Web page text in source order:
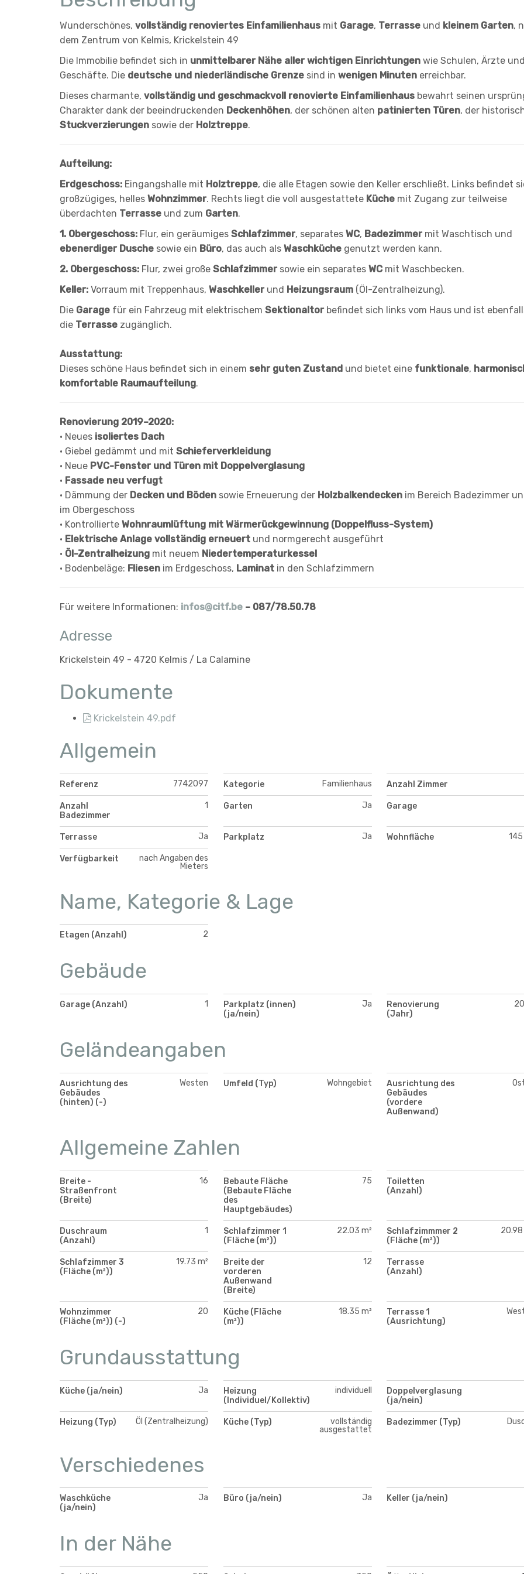
Wunderschönes, vollständig renoviertes Einfamilienhaus mit Garage, Terrasse und kleinem Garten,
dem Zentrum von Kelmis, Krickelstein 49
Die Immobilie befindet sich in unmittelbarer Nähe aller wichtigen Einrichtungen wie Schulen, Ärzte
Geschäfte. Die deutsche und niederländische Grenze sind in wenigen Minuten erreichbar.
Dieses charmante, vollständig und geschmackvoll renovierte Einfamilienhaus bewahrt seinen
Charakter dank der beeindruckenden Deckenhöhen, der schönen alten patinierten Türen, der
Stuckverzierungen sowie der Holztreppe.
Aufteilung:
Erdgeschoss: Eingangshalle mit Holztreppe, die alle Etagen sowie den Keller erschließt. Links befindet
großzügiges, helles Wohnzimmer. Rechts liegt die voll ausgestattete Küche mit Zugang zur teilweise
überdachten Terrasse und zum Garten.
1. Obergeschoss: Flur, ein geräumiges Schlafzimmer, separates WC, Badezimmermit Waschtisch und
ebenerdiger Dusche sowie ein Büro, das auch als Waschküche genutzt werden kann.
2. Obergeschoss: Flur, zwei große Schlafzimmersowie ein separates WC mit Waschbecken.
Keller: Vorraum mit Treppenhaus, Waschkellerund Heizungsraum (Öl-Zentralheizung).
Die Garage für ein Fahrzeug mit elektrischem Sektionaltorbefindet sich links vom Haus und ist
die Terrasse zugänglich.
Ausstattung:
Dieses schöne Haus befindet sich in einem sehr guten Zustand und bietet eine funktionale,
komfortable Raumaufteilung.
Renovierung 2019–2020:
• Neues isoliertes Dach
• Giebel gedämmt und mit Schieferverkleidung
• Neue PVC-Fenster und Türen mit Doppelverglasung
• Fassade neu verfugt
• Dämmung der Decken und Böden sowie Erneuerung der Holzbalkendecken im Bereich Badezimmer
im Obergeschoss
• Kontrollierte Wohnraumlüftung mit Wärmerückgewinnung (Doppelfluss-System)
• Elektrische Anlage vollständig erneuert und normgerecht ausgeführt
• Öl-Zentralheizung mit neuem Niedertemperaturkessel
• Bodenbeläge: Fliesen im Erdgeschoss, Laminat in den Schlafzimmern
Für weitere Informationen: infos@citf.be – 087/78.50.78
Adresse
Krickelstein 49 - 4720 Kelmis / La Calamine
Dokumente
Krickelstein 49.pdf
Allgemein
Referenz 7742097 Kategorie Familienhaus Anzahl Zimmer
Anzahl
Badezimmer
1 Garten Ja Garage
Terrasse Ja Parkplatz Ja Wohnfläche 145
Verfügbarkeit
nach Angaben des
Mieters
Name, Kategorie & Lage
Etagen (Anzahl) 2
Gebäude
Garage (Anzahl) 1
Parkplatz (innen)
(ja/nein)
Ja
Renovierung
(Jahr)
Geländeangaben
Ausrichtung des
Gebäudes
(hinten) (-)
Westen Umfeld (Typ) Wohngebiet
Ausrichtung des
Gebäudes
(vordere
Außenwand)
Allgemeine Zahlen
Breite -
Straßenfront
(Breite)
16
Bebaute Fläche
(Bebaute Fläche
des
Hauptgebäudes)
75
Toiletten
(Anzahl)
Duschraum
(Anzahl)
1
Schlafzimmer 1
(Fläche (m²))
22.03 m²
Schlafzimmmer 2
(Fläche (m²))
20.98
Schlafzimmer 3
(Fläche (m²))
19.73 m²
Breite der
vorderen
Außenwand
(Breite)
12
Terrasse
(Anzahl)
Wohnzimmer
(Fläche (m²)) (-)
20
Küche (Fläche
(m²))
18.35 m²
Terrasse 1
(Ausrichtung)
Grundausstattung
Küche (ja/nein) Ja
Heizung
(Individuel/Kollektiv)
individuell
Doppelverglasung
(ja/nein)
Heizung (Typ) Öl (Zentralheizung) Küche (Typ)
vollständig
ausgestattet
Badezimmer (Typ)
Verschiedenes
Waschküche
(ja/nein)
Ja Büro (ja/nein) Ja Keller (ja/nein)
In der Nähe